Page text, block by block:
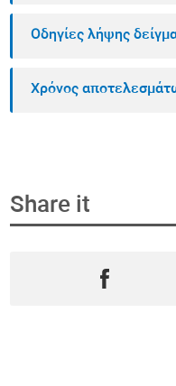
Οδηγίες λήψης
Χρόνος
Share it